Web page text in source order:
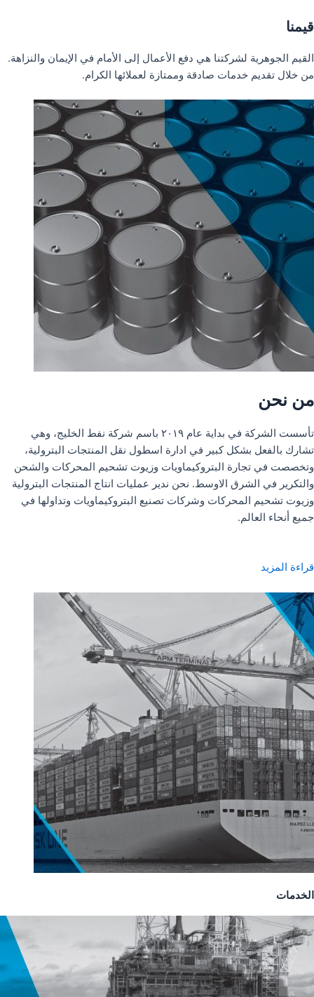
قيمنا
القيم الجوهرية لشركتنا هي دفع الأعمال إلى الأمام في الإيمان والنزاهة.
من خلال تقديم خدمات صادقة وممتازة لعملائها الكرام.
من نحن
تأسست الشركة في بداية عام ٢٠١٩ باسم شركة نفط الخليج، وهي
تشارك بالفعل بشكل كبير في ادارة اسطول نقل المنتجات البترولية،
وتخصصت في تجارة البتروكيماويات وزيوت تشحيم المحركات والشحن
والتكرير في الشرق الاوسط. نحن ندير عمليات انتاج المنتجات البترولية
وزيوت تشحيم المحركات وشركات تصنيع البتروكيماويات وتداولها في
جميع أنحاء العالم.
قراءة المزيد
الخدمات